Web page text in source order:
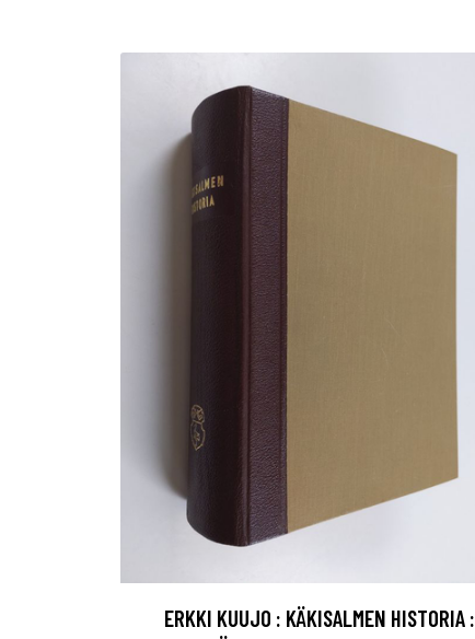
ERKKI KUUJO : KÄKISALMEN HISTORIA :